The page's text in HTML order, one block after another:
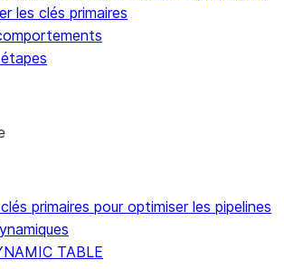
les clés primaires
primaires pour optimiser les pipelines
TABLE